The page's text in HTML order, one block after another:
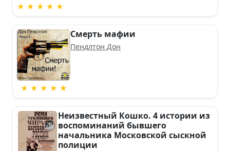
★ ★ ★ ★ ★
★ ★ ★ ★ ★
Смерть мафии
Пендлтон Дон
Неизвестный Кошко. 4 истории из
воспоминаний бывшего
начальника Московской сыскной
полиции